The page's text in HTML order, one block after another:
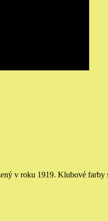
v roku 1919. Klubové farby